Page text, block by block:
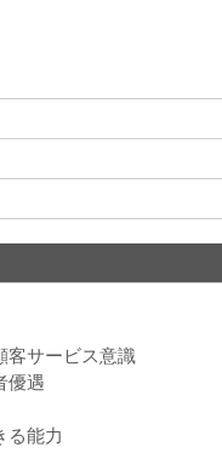
客サービス意識
優遇
る能力